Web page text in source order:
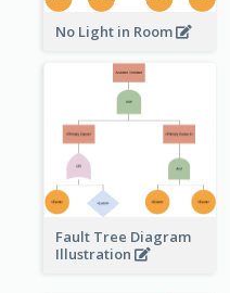
No Light in Room
Fault Tree Diagram
Illustration